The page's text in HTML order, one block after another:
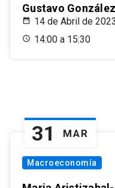
Gustavo
14 de Abril de 2023
14:00 a 15:30
31 MAR
Macroeconomía